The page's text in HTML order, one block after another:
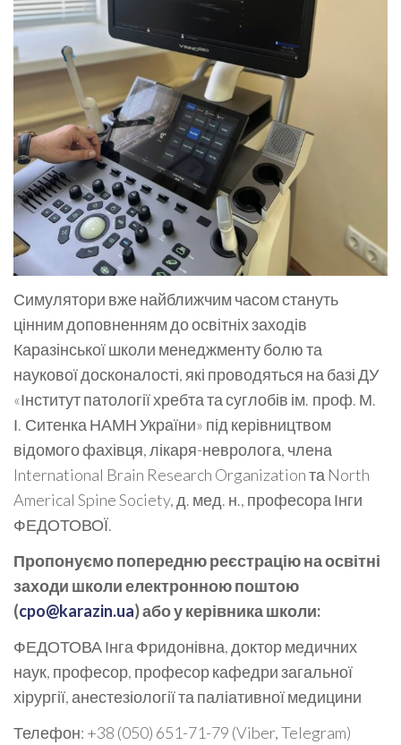
Симулятори вже найближчим часом стануть
цінним доповненням до освітніх заходів
Каразінської школи менеджменту болю та
наукової досконалості, які проводяться на базі ДУ
«Інститут патології хребта та суглобів ім. проф. М.
І. Ситенка НАМН України» під керівництвом
відомого фахівця, лікаря-невролога, члена
International Brain Research Organization та North
Americal Spine Society, д. мед. н., професора Інги
ФЕДОТОВОЇ.
Пропонуємо попередню реєстрацію на освітні
заходи школи електронною поштою
(cpo@karazin.ua) або у керівника школи:
ФЕДОТОВА Інга Фридонівна, доктор медичних
наук, професор, професор кафедри загальної
хірургії, анестезіології та паліативної медицини
Телефон: +38 (050) 651-71-79 (Viber, Telegram)